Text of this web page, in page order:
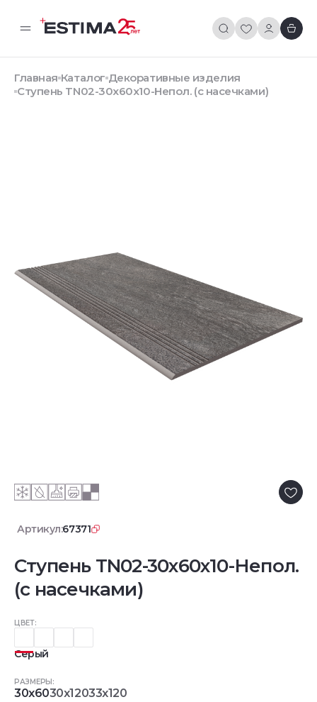
Главная Каталог Декоративные изделия
Ступень TN02-30x60x10-Непол. (с насечками)
Артикул:67371
Ступень TN02-30x60x10-Непол.
(с насечками)
ЦВЕТ:
Серый
РАЗМЕРЫ:
30x6030x12033x120